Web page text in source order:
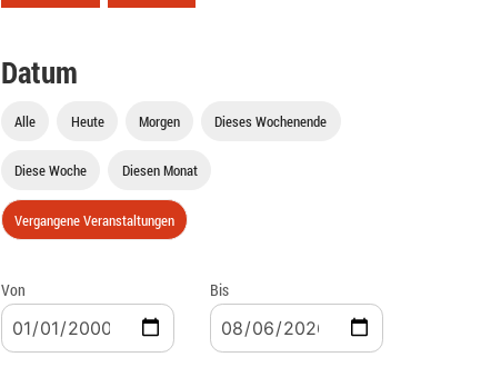
Datum
Alle Heute Morgen Dieses Wochenende
Diese Woche Diesen Monat
Vergangene Veranstaltungen
Von Bis